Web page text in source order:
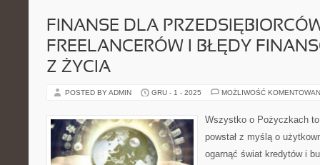
FINANSE DLA
FREELANCERÓW I BŁĘDY
Z ŻYCIA
POSTED BY ADMIN GRU - 1 - 2025 MOŻLIWOŚĆ
Wszystko o Pożyczkach
powstał z myślą o
ogarnąć świat kredytów i